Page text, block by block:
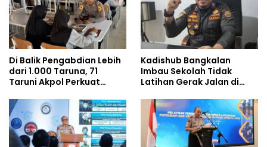
Di Balik Pengabdian Lebih
dari 1.000 Taruna, 71
Taruni Akpol Perkuat
Siswa Sekolah Rakyat
Kadishub Bangkalan
Imbau Sekolah Tidak
Latihan Gerak Jalan di